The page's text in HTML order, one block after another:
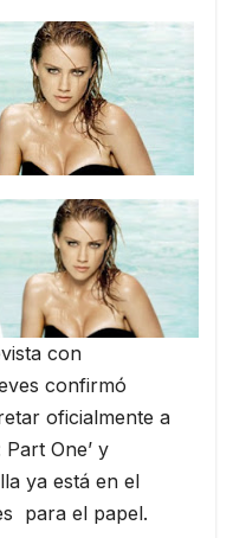
con
confirmó
oficialmente a
One’ y
ya está en el
para el papel.